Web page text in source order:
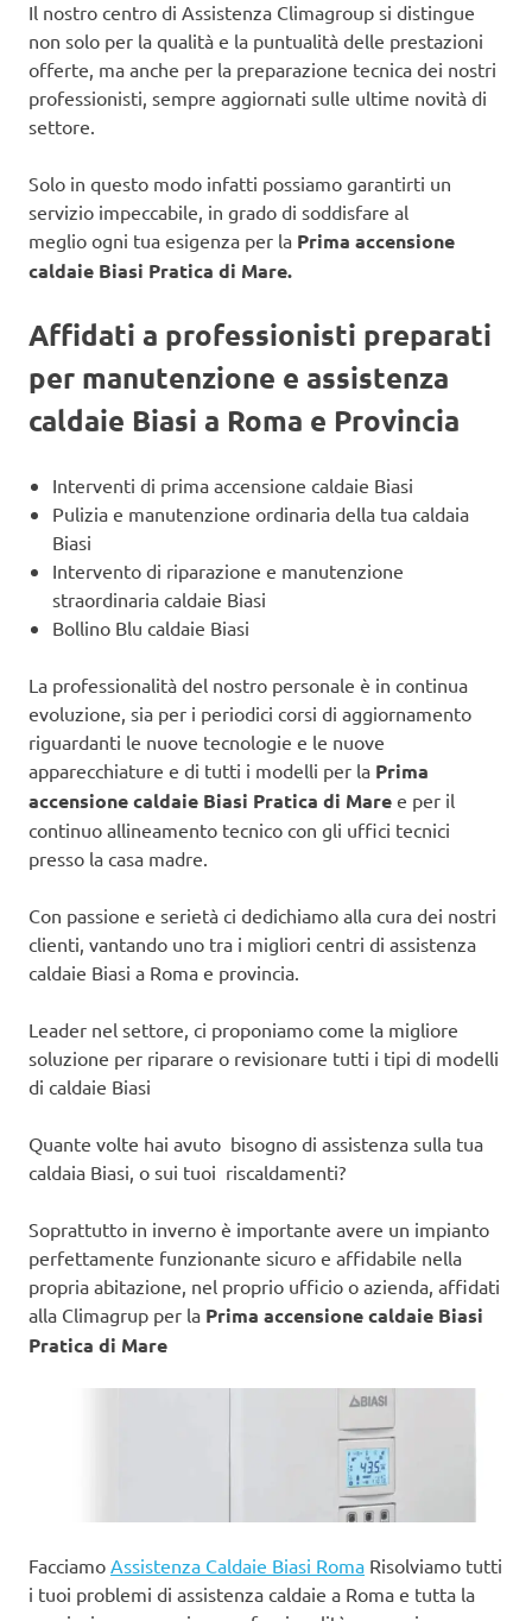
Il nostro centro di Assistenza Climagroup si distingue
non solo per la qualità e la puntualità delle prestazioni
offerte, ma anche per la preparazione tecnica dei nostri
professionisti, sempre aggiornati sulle ultime novità di
settore.
Solo in questo modo infatti possiamo garantirti un
servizio impeccabile, in grado di soddisfare al
meglio ogni tua esigenza per la Prima accensione
caldaie Biasi Pratica di Mare.
Affidati a professionisti preparati
per manutenzione e assistenza
caldaie Biasi a Roma e Provincia
Interventi di prima accensione caldaie Biasi
Pulizia e manutenzione ordinaria della tua caldaia
Biasi
Intervento di riparazione e manutenzione
straordinaria caldaie Biasi
Bollino Blu caldaie Biasi
La professionalità del nostro personale è in continua
evoluzione, sia per i periodici corsi di aggiornamento
riguardanti le nuove tecnologie e le nuove
apparecchiature e di tutti i modelli per la Prima
accensione caldaie Biasi Pratica di Mare e per il
continuo allineamento tecnico con gli uffici tecnici
presso la casa madre.
Con passione e serietà ci dedichiamo alla cura dei nostri
clienti, vantando uno tra i migliori centri di assistenza
caldaie Biasi a Roma e provincia.
Leader nel settore, ci proponiamo come la migliore
soluzione per riparare o revisionare tutti i tipi di modelli
di caldaie Biasi
Quante volte hai avuto bisogno di assistenza sulla tua
caldaia Biasi, o sui tuoi riscaldamenti?
Soprattutto in inverno è importante avere un impianto
perfettamente funzionante sicuro e affidabile nella
propria abitazione, nel proprio ufficio o azienda, affidati
alla Climagrup per la Prima accensione caldaie Biasi
Pratica di Mare
Facciamo Assistenza Caldaie Biasi Roma Risolviamo tutti
i tuoi problemi di assistenza caldaie a Roma e tutta la